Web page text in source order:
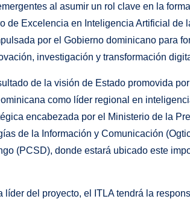
al asumir un rol clave en la
de Excelencia en Inteligencia Artificial de
por el Gobierno dominicano para
investigación y transformación
de la visión de Estado promovida
como líder regional en
encabezada por el Ministerio de la
de la Información y Comunicación
(PCSD), donde estará ubicado este
líder del proyecto, el ITLA tendrá la